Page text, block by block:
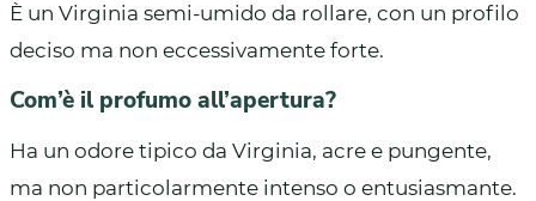
È un Virginia semi-umido da rollare, con un profilo
deciso ma non eccessivamente forte.
Com’è il profumo all’apertura?
Ha un odore tipico da Virginia, acre e pungente,
ma non particolarmente intenso o entusiasmante.